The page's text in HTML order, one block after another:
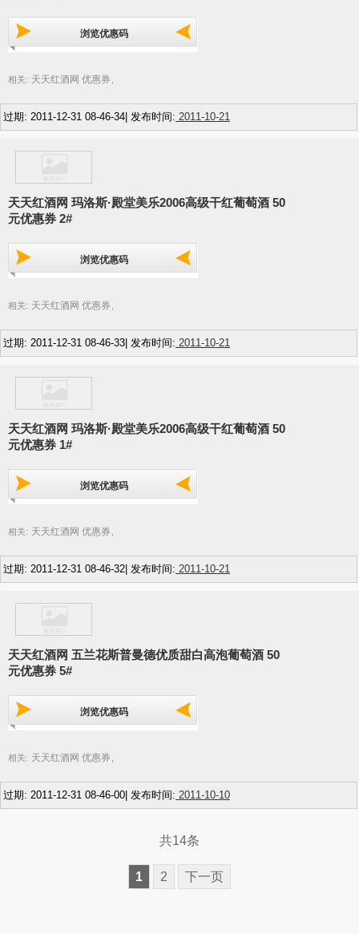
浏览优惠码
相关: 天天红酒网 优惠券
过期: 2011-12-31 08-46-34| 发布时间: 2011-10-21
天天红酒网 玛洛斯·殿堂美乐2006高级干红葡萄酒 50
元优惠券 2#
浏览优惠码
相关: 天天红酒网 优惠券
过期: 2011-12-31 08-46-33| 发布时间: 2011-10-21
天天红酒网 玛洛斯·殿堂美乐2006高级干红葡萄酒 50
元优惠券 1#
浏览优惠码
相关: 天天红酒网 优惠券
过期: 2011-12-31 08-46-32| 发布时间: 2011-10-21
天天红酒网 五兰花斯普曼德优质甜白高泡葡萄酒 50
元优惠券 5#
浏览优惠码
相关: 天天红酒网 优惠券
过期: 2011-12-31 08-46-00| 发布时间: 2011-10-10
共14条
1 2 下一页